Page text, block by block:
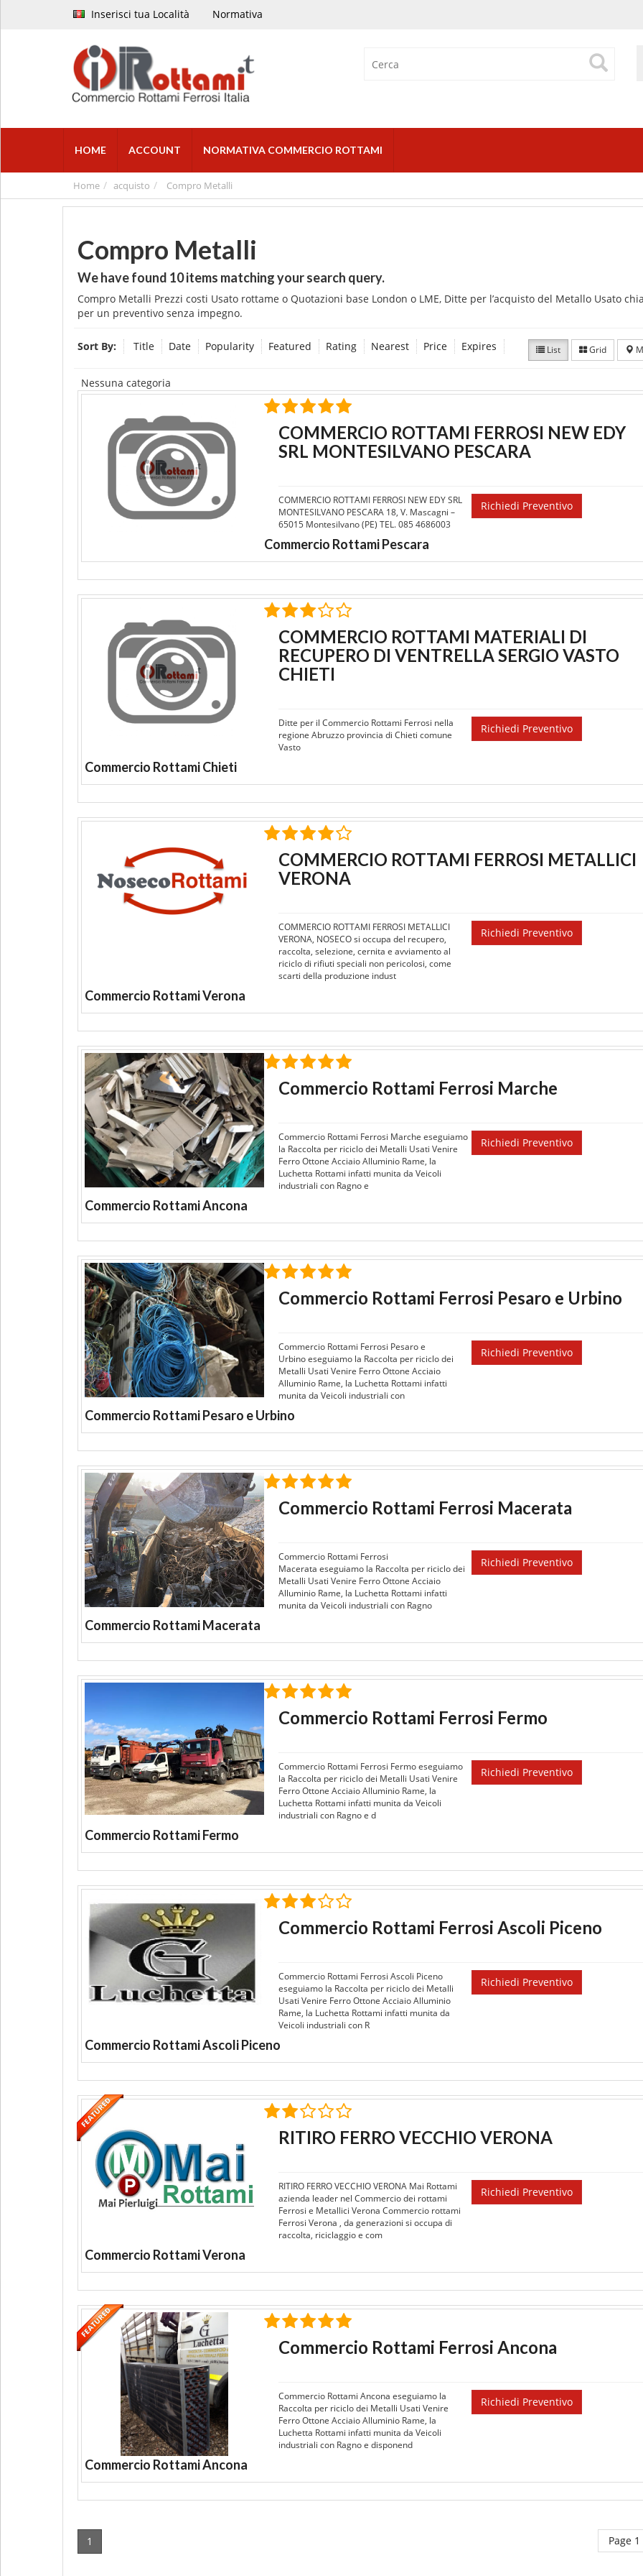
Inserisci tua Località Normativa
HOME ACCOUNT NORMATIVA COMMERCIO ROTTAMI
Home acquisto Compro Metalli
Compro Metalli
We have found 10items matching your search query.
Compro Metalli Prezzi costi Usato rottame o Quotazioni base London o LME, Ditte per l’acquisto del Metallo Usato
per un preventivo senza impegno.
Sort By: Title Date Popularity Featured Rating Nearest Price Expires List Grid
Nessuna categoria
COMMERCIO ROTTAMI FERROSI NEW EDY
SRL MONTESILVANO PESCARA
COMMERCIO ROTTAMI FERROSI NEW EDY SRL
MONTESILVANO PESCARA 18, V. Mascagni –
65015 Montesilvano (PE) TEL. 085 4686003
Richiedi Preventivo
Commercio Rottami Pescara
COMMERCIO ROTTAMI MATERIALI DI
RECUPERO DI VENTRELLA SERGIO VASTO
CHIETI
Ditte per il Commercio Rottami Ferrosi nella
regione Abruzzo provincia di Chieti comune
Vasto
Richiedi Preventivo
Commercio Rottami Chieti
COMMERCIO ROTTAMI FERROSI METALLICI
VERONA
COMMERCIO ROTTAMI FERROSI METALLICI
VERONA, NOSECO si occupa del recupero,
raccolta, selezione, cernita e avviamento al
riciclo di rifiuti speciali non pericolosi, come
scarti della produzione indust
Richiedi Preventivo
Commercio Rottami Verona
Commercio Rottami Ferrosi Marche
Commercio Rottami Ferrosi Marche eseguiamo
la Raccolta per riciclo dei Metalli Usati Venire
Ferro Ottone Acciaio Alluminio Rame, la
Luchetta Rottami infatti munita da Veicoli
industriali con Ragno e
Richiedi Preventivo
Commercio Rottami Ancona
Commercio Rottami Ferrosi Pesaro e Urbino
Commercio Rottami Ferrosi Pesaro e
Urbino eseguiamo la Raccolta per riciclo dei
Metalli Usati Venire Ferro Ottone Acciaio
Alluminio Rame, la Luchetta Rottami infatti
munita da Veicoli industriali con
Richiedi Preventivo
Commercio Rottami Pesaro e Urbino
Commercio Rottami Ferrosi Macerata
Commercio Rottami Ferrosi
Macerata eseguiamo la Raccolta per riciclo dei
Metalli Usati Venire Ferro Ottone Acciaio
Alluminio Rame, la Luchetta Rottami infatti
munita da Veicoli industriali con Ragno
Richiedi Preventivo
Commercio Rottami Macerata
Commercio Rottami Ferrosi Fermo
Commercio Rottami Ferrosi Fermo eseguiamo
la Raccolta per riciclo dei Metalli Usati Venire
Ferro Ottone Acciaio Alluminio Rame, la
Luchetta Rottami infatti munita da Veicoli
industriali con Ragno e d
Richiedi Preventivo
Commercio Rottami Fermo
Commercio Rottami Ferrosi Ascoli Piceno
Commercio Rottami Ferrosi Ascoli Piceno
eseguiamo la Raccolta per riciclo dei Metalli
Usati Venire Ferro Ottone Acciaio Alluminio
Rame, la Luchetta Rottami infatti munita da
Veicoli industriali con R
Richiedi Preventivo
Commercio Rottami Ascoli Piceno
RITIRO FERRO VECCHIO VERONA
RITIRO FERRO VECCHIO VERONA Mai Rottami
azienda leader nel Commercio dei rottami
Ferrosi e Metallici Verona Commercio rottami
Ferrosi Verona , da generazioni si occupa di
raccolta, riciclaggio e com
Richiedi Preventivo
Commercio Rottami Verona
Commercio Rottami Ferrosi Ancona
Commercio Rottami Ancona eseguiamo la
Raccolta per riciclo dei Metalli Usati Venire
Ferro Ottone Acciaio Alluminio Rame, la
Luchetta Rottami infatti munita da Veicoli
industriali con Ragno e disponend
Richiedi Preventivo
Commercio Rottami Ancona
1 Page